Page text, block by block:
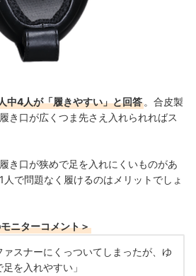
中4人が「履きやすい」と回答 。合皮製
き口が広くつま先さえ入れられればス
き口が狭めで足を入れにくいものがあ
人で問題なく履けるのはメリットでしょ
ニターコメント＞
ァスナーにくっついてしまったが、ゆ
を入れやすい」